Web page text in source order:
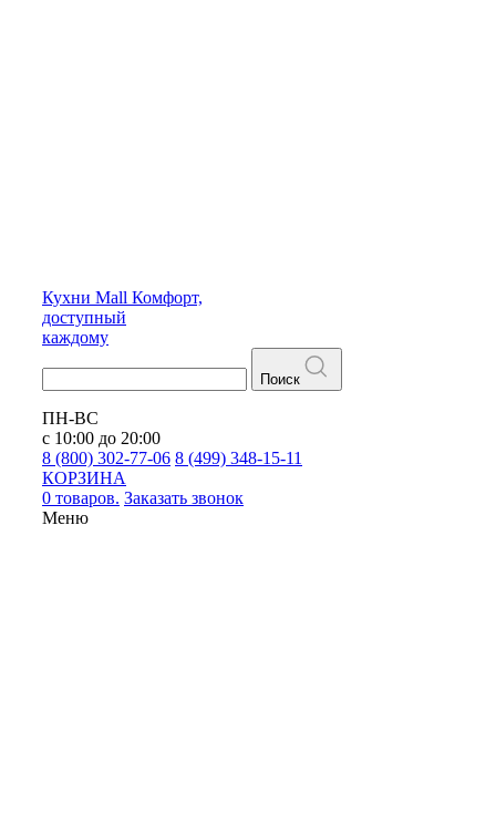
Кухни Mall Комфорт,
доступный
каждому
Поиск
ПН-ВС
с 10:00 до 20:00
8 (800) 302-77-06 8 (499) 348-15-11
КОРЗИНА
0 товаров. Заказать звонок
Меню